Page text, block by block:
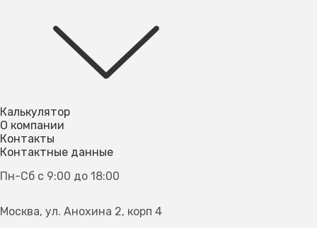
Калькулятор
О компании
Контакты
Контактные данные
Пн-Сб с 9:00 до 18:00
Москва, ул. Анохина 2, корп 4